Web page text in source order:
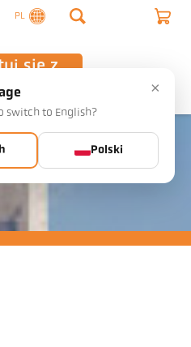
PL
się z
×
switch to English?
Polski